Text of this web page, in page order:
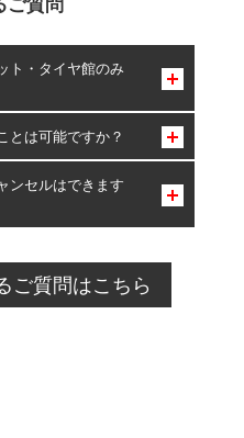
ご質問
ト・タイヤ館のみ
となります。
とは可能ですか？
能です。
わせに限り、同時にご予約が
ンセルはできます
過ぎている場合のご予約
、直接ご予約の店舗まで
ご質問はこちら